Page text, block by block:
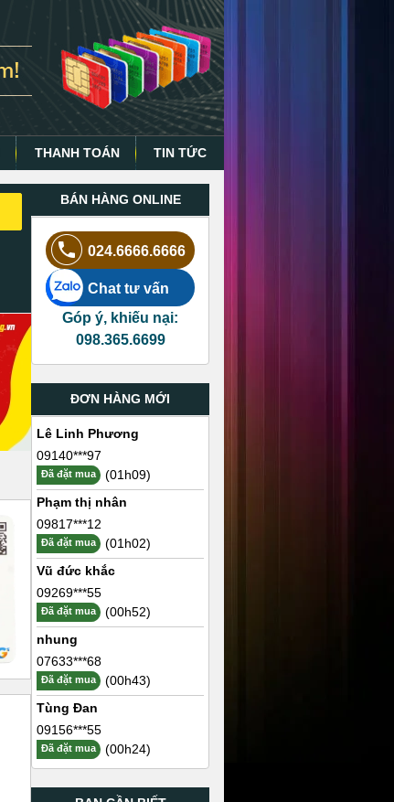
THANH TOÁN TIN TỨC
BÁN HÀNG ONLINE
024.6666.6666
Chat tư vấn
Góp ý, khiếu nại:
098.365.6699
ĐƠN HÀNG MỚI
Lê Linh Phương
09140***97
Đã đặt mua
(01h09)
Phạm thị nhân
09817***12
Đã đặt mua
(01h02)
Vũ đức khắc
09269***55
Đã đặt mua
(00h52)
nhung
07633***68
Đã đặt mua
(00h43)
Tùng Đan
09156***55
Đã đặt mua (00h24)